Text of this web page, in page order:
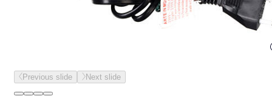
Previous slide Next slide